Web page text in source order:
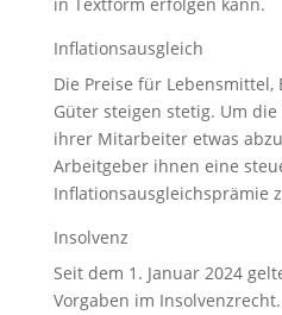
Inflationsausgleich
Die Preise für Lebensmittel,
Güter steigen stetig. Um
ihrer Mitarbeiter etwas
Arbeitgeber ihnen eine
Inflationsausgleichsprämie
Insolvenz
Seit dem 1. Januar 2024
Vorgaben im